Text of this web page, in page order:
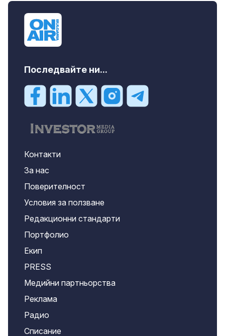
Последвайте ни...
Контакти
За нас
Поверителност
Условия за ползване
Редакционни стандарти
Портфолио
Екип
PRESS
Медийни партньорства
Реклама
Радио
Списание